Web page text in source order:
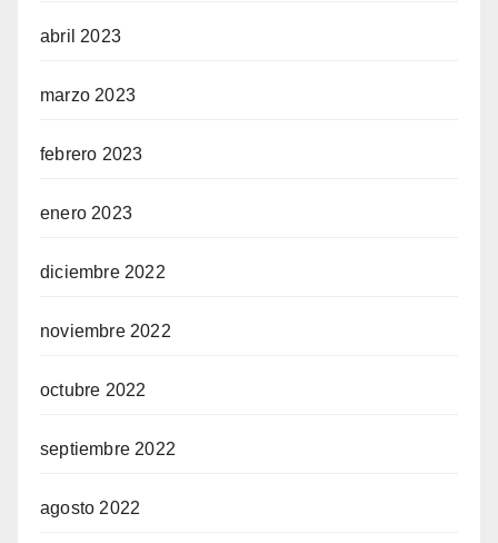
abril 2023
marzo 2023
febrero 2023
enero 2023
diciembre 2022
noviembre 2022
octubre 2022
septiembre 2022
agosto 2022